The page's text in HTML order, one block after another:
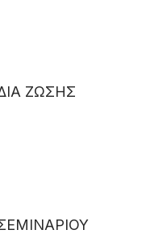
ΖΩΣΗΣ